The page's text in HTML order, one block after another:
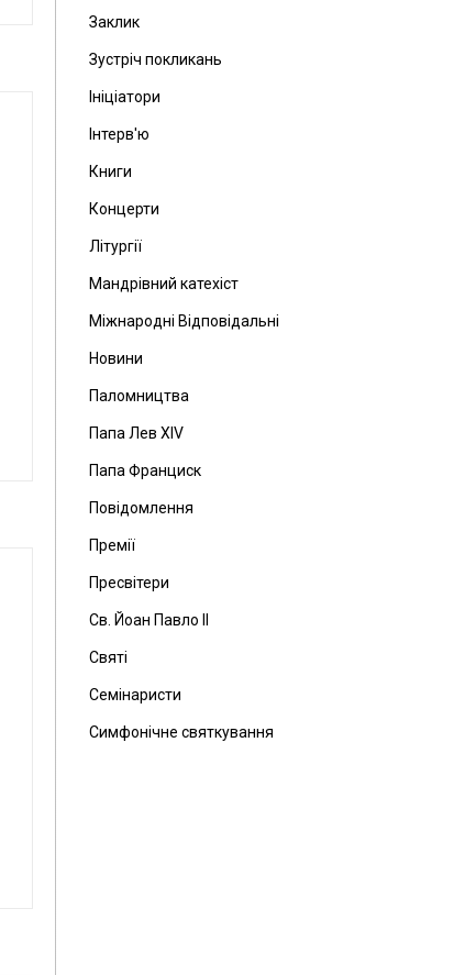
Заклик
Зустріч покликань
Ініціатори
Інтерв'ю
Книги
Концерти
Літургії
Мандрівний катехіст
Міжнародні Відповідальні
Новини
Паломництва
Папа Лев ХІV
Папа Франциск
Повідомлення
Премії
Пресвітери
Св. Йоан Павло ІІ
Святі
Семінаристи
Симфонічне святкування